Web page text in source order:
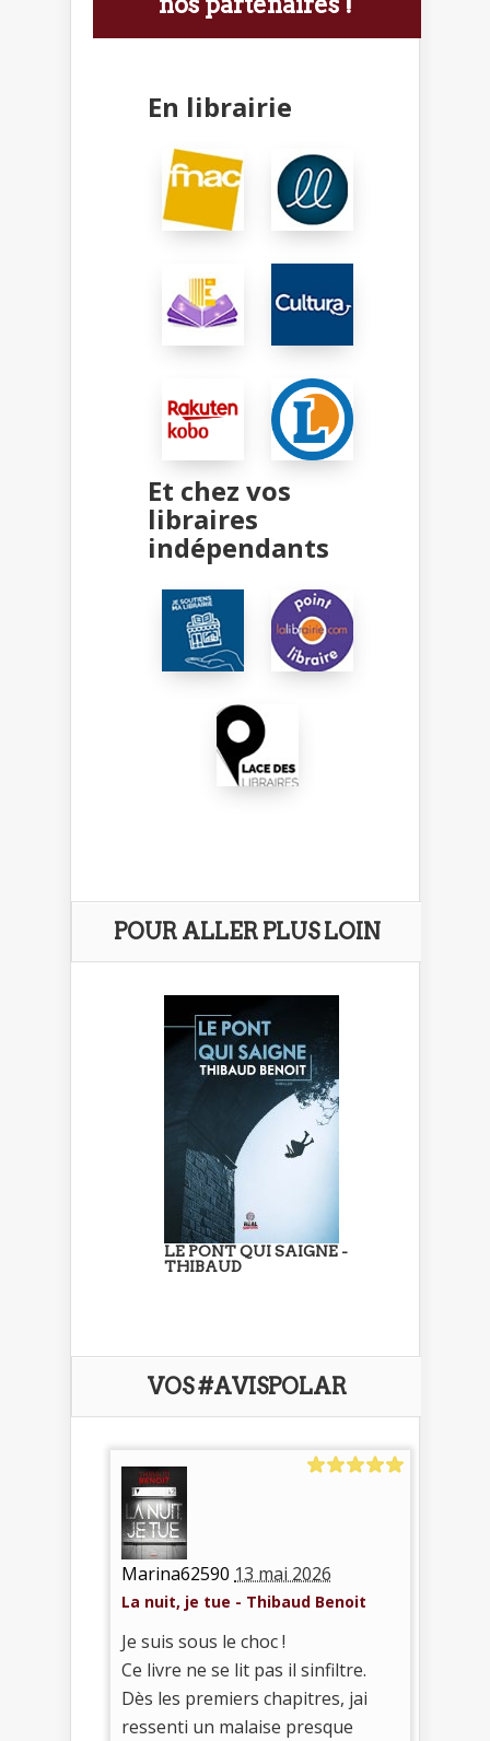
En librairie
Et chez vos
libraires
indépendants
POUR ALLER PLUS LOIN
LE PONT QUI SAIGNE -
THIBAUD
VOS #AVISPOLAR
Marina62590 13 mai 2026
La nuit, je tue - Thibaud Benoit
Je suis sous le choc !
Ce livre ne se lit pas il sinfiltre.
Dès les premiers chapitres, jai
ressenti un malaise presque